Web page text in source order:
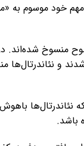
خود موسوم به
منسوخ شده‌اند.
و نئاندرتال‌ها
باشد.